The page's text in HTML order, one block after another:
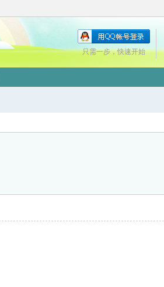
只需一步，快速开始